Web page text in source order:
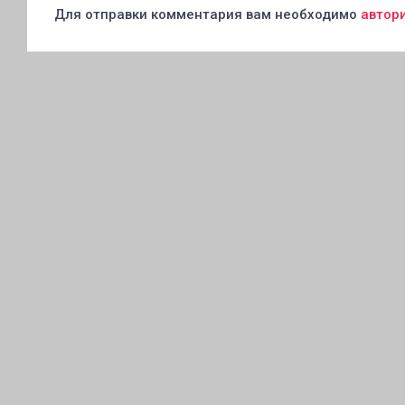
Для отправки комментария вам необходимо